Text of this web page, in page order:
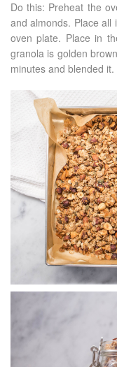
Do this: Preheat the
and almonds. Place all
oven plate. Place in
granola is golden
minutes and blended it.